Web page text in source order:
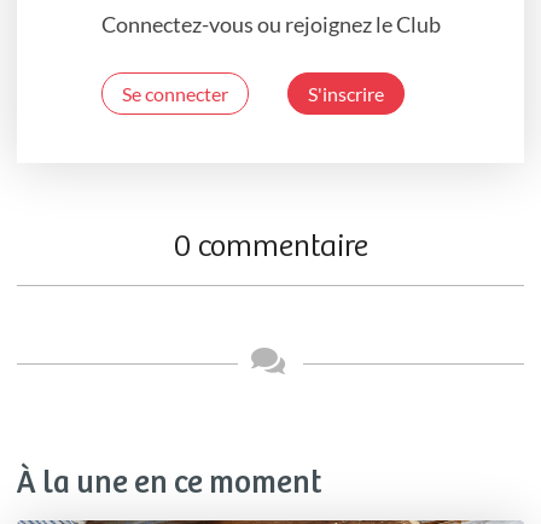
Connectez-vous ou rejoignez le Club
Se connecter S'inscrire
0 commentaire
À la une en ce moment